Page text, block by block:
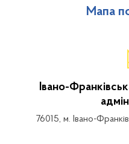
Мапа
Івано-
76015, м. Івано-